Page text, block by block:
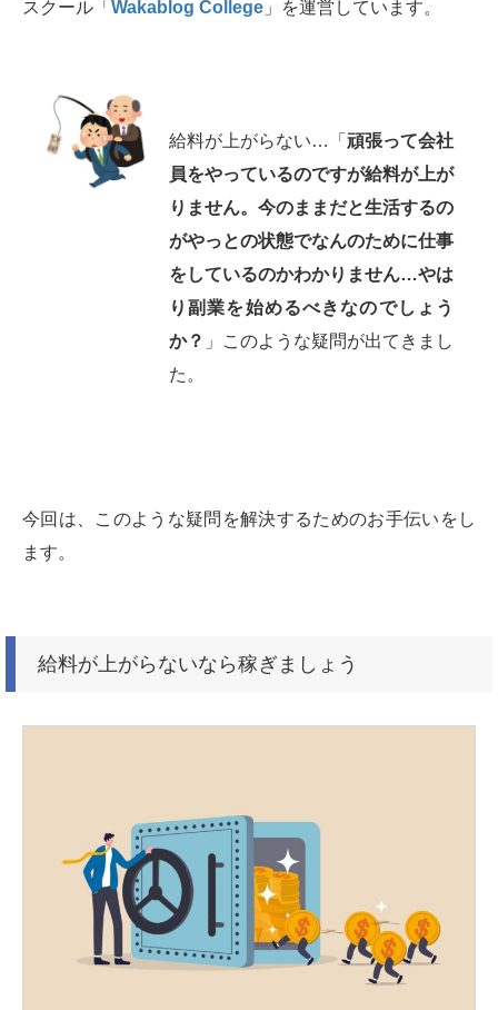
スクール「 Wakablog College 」を運営しています。
給料が上がらない…「 頑張って会社
員をやっているのですが給料が上が
りません。今のままだと生活するの
がやっとの状態でなんのために仕事
をしているのかわかりません…やは
り副業を始めるべきなのでしょう
か？ 」このような疑問が出てきまし
た。
今回は、このような疑問を解決するためのお手伝いをし
ます。
給料が上がらないなら稼ぎましょう